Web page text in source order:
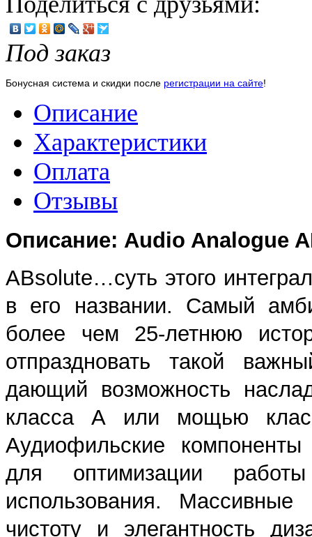
Под заказ
Бонусная система и скидки после регистрации на сайте!
Описание
Характеристики
Оплата
Отзывы
Описание: Audio Analogue
ABsolute…суть этого
в его названии. Самый
более чем 25-летнюю
отпраздновать такой
дающий возможность
класса А или мощью
Аудиофильские
для оптимизации
использования.
чистоту и элегантность